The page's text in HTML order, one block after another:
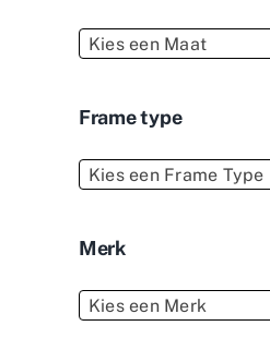
Kies een Maat
Frame type
Kies een Frame Type
Merk
Kies een Merk